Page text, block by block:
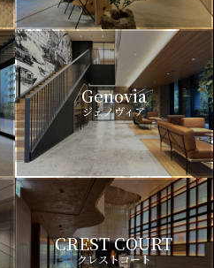
Genovia
ジェノヴィア
CREST COURT
クレストコート